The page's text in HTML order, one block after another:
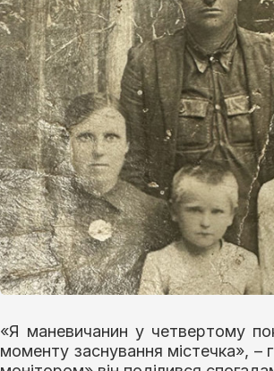
«Я маневичанин у четвертому
моменту заснування містечка», –